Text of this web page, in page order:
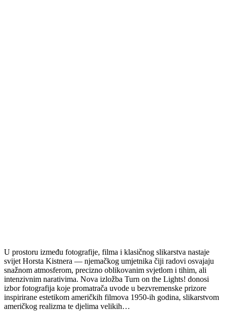
U prostoru između fotografije, filma i klasičnog slikarstva nastaje
svijet Horsta Kistnera — njemačkog umjetnika čiji radovi osvajaju
snažnom atmosferom, precizno oblikovanim svjetlom i tihim, ali
intenzivnim narativima. Nova izložba Turn on the Lights! donosi
izbor fotografija koje promatrača uvode u bezvremenske prizore
inspirirane estetikom američkih filmova 1950-ih godina, slikarstvom
američkog realizma te djelima velikih…